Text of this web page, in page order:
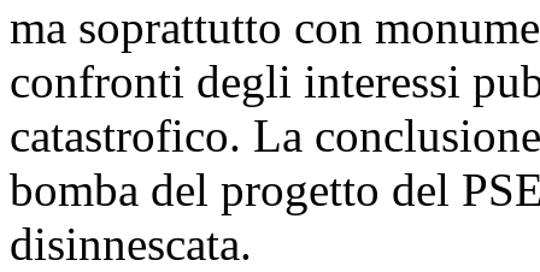
ma soprattutto con
confronti degli interessi
catastrofico. La
bomba del progetto del
disinnescata.